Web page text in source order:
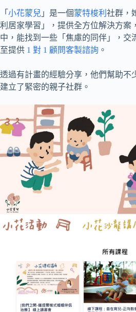
「 小花蒙兒 」是一個蒙特梭利 社群，
利居家學習」，提供全方位解決方案
中，能找到一些「焦慮的同伴」，交
至提供 1 對 1 顧問客製諮詢 。
透過有計畫的經驗分享，他們幫助不
建立了緊密的親子社群。